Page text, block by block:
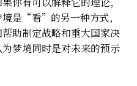
是“看”的另一种方式，
助制定战略和重大国家决
梦境同时是对未来的预示